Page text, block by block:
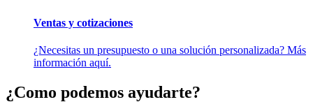
Ventas y cotizaciones
¿Necesitas un presupuesto o una solución personalizada? Más
información aquí.
¿Como podemos ayudarte?